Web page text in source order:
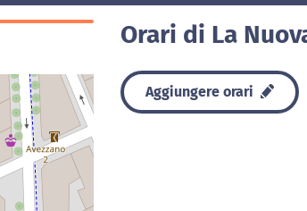
Orari di La
Aggiungere orari